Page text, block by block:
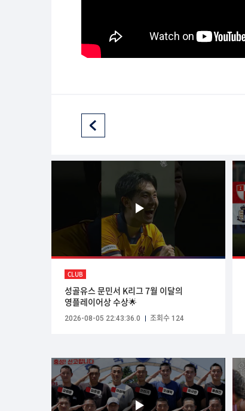
CLUB
성골유스 문민서 K리그 7월 이달의
영플레이어상 수상🌟
2026-08-05 22:43:36.0 조회수 124